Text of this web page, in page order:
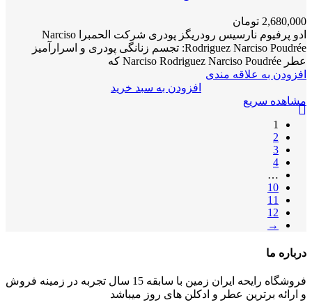
2,680,000 تومان
ادو پرفیوم نارسیس رودریگز پودری شرکت الحمبرا Narciso
Rodriguez Narciso Poudrée: تجسم زنانگی پودری و اسرارآمیز
عطر Narciso Rodriguez Narciso Poudrée که
افزودن به علاقه مندی
افزودن به سبد خرید
مشاهده سریع
1
2
3
4
…
10
11
12
→
درباره ما
فروشگاه رایحه ایران زمین با سابقه 15 سال تجربه در زمینه فروش
و ارائه برترین عطر و ادکلن های روز میباشد